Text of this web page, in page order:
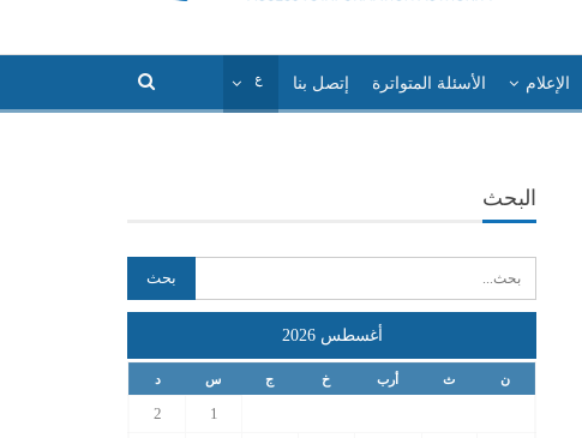
الإعلام الأسئلة المتواترة إتصل بنا
البحث
أغسطس 2026
ن ث أرب خ ج س د
1
2